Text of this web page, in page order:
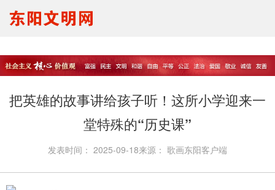
要闻报道 思想理论
文明创建
文明实践
文明培育
马生宣讲
我们的节日
未成年人
把英雄的故事讲给孩子听！这所小学迎来一
堂特殊的“历史课”
发表时间： 2025-09-18来源： 歌画东阳客户端